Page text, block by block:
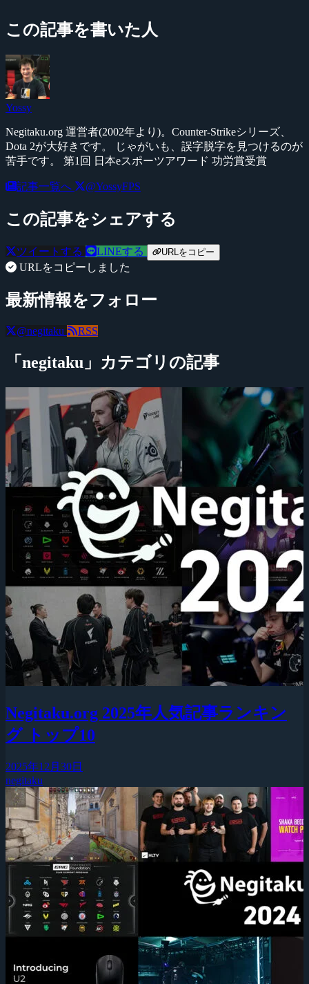
この記事を書いた人
Yossy
Negitaku.org 運営者(2002年より)。Counter-Strikeシリーズ、
Dota 2が大好きです。 じゃがいも、誤字脱字を見つけるのが
苦手です。 第1回 日本eスポーツアワード 功労賞受賞
記事一覧へ @YossyFPS
この記事をシェアする
ツイートする LINEする URLをコピー
URLをコピーしました
最新情報をフォロー
@negitaku RSS
「negitaku」カテゴリの記事
Negitaku.org 2025年人気記事ランキン
グ トップ10
2025年12月30日
negitaku